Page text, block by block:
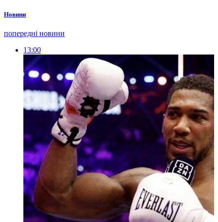
Новини
попередні новини
13:00